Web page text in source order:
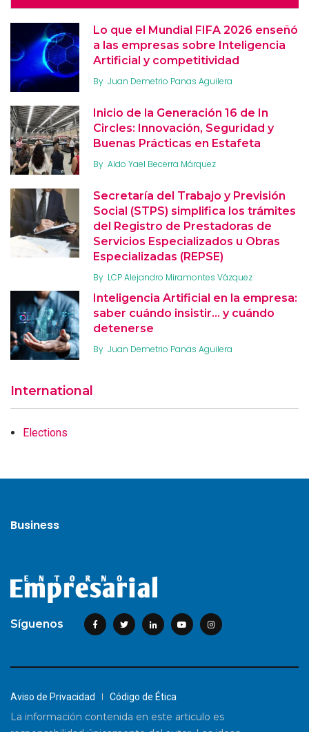
Lo que el Mundial FIFA 2026 enseñó
a las empresas sobre Inteligencia
Artificial y competitividad
By Juan Demetrio Panas Aguilera
Inicio de la Generación 16 de In
Circles: Innovación, Seguridad y
Buenas Prácticas en Estafeta
By Aldo Yael Becerra Márquez
Secretaría del Trabajo y Previsión
Social (STPS) simplifica los trámites
del Registro de Prestadoras de
Servicios Especializados u Obras
Especializadas (REPSE)
By LCP Alejandro Miramontes Vázquez
Inteligencia Artificial en la empresa:
saber cuándo insistir… y cuándo
detenerse
By Juan Demetrio Panas Aguilera
International
Elections
Business
Síguenos
Aviso de Privacidad Código de Ética
La información contenida en este articulo es